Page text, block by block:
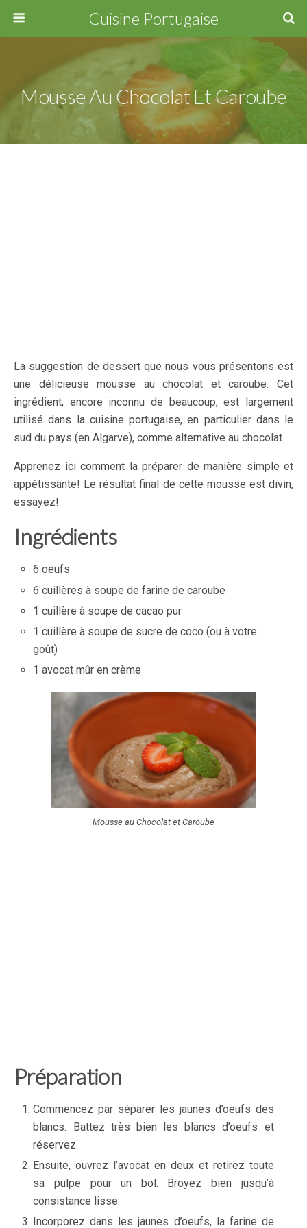
Cuisine Portugaise
Mousse Au Chocolat Et Caroube
La suggestion de dessert que nous vous présentons est
une délicieuse mousse au chocolat et caroube. Cet
ingrédient, encore inconnu de beaucoup, est largement
utilisé dans la cuisine portugaise, en particulier dans le
sud du pays (en Algarve), comme alternative au chocolat.
Apprenez ici comment la préparer de manière simple et
appétissante! Le résultat final de cette mousse est divin,
essayez!
Ingrédients
6 oeufs
6 cuillères à soupe de farine de caroube
1 cuillère à soupe de cacao pur
1 cuillère à soupe de sucre de coco (ou à votre
goût)
1 avocat mûr en crème
Mousse au Chocolat et Caroube
Préparation
Commencez par séparer les jaunes d’oeufs des
blancs. Battez très bien les blancs d’oeufs et
réservez.
Ensuite, ouvrez l’avocat en deux et retirez toute
sa pulpe pour un bol. Broyez bien jusqu’à
consistance lisse.
Incorporez dans les jaunes d’oeufs, la farine de